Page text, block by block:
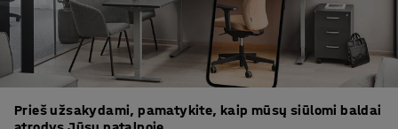
Prieš užsakydami, pamatykite, kaip mūsų siūlomi baldai